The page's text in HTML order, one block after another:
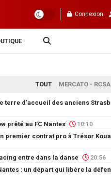
Connexion
TOUT MERCATO - RCSA
prêté au FC Nantes
10:10
entre dans la danse
20:56